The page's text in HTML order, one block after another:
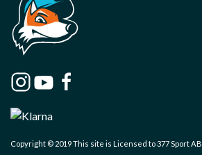
Copyright © 2019 This site is Licensed to 377 Sport AB